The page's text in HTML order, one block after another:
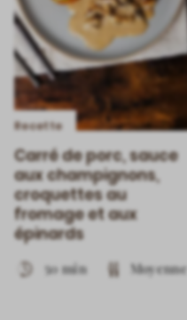
Recette
Carré de porc, sauce
aux champignons,
croquettes au
fromage et aux
épinards
50 min Moyenne